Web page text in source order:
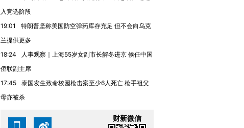
入竞选阶段
19:01
特朗普坚称美国防空弹药库存充足 但不会向乌克
兰提供更多
18:24
人事观察｜上海55岁女副市长解冬进京 候任中国
侨联副主席
17:45
泰国发生致命校园枪击案至少6人死亡 枪手祖父
母亦被杀
财新微信